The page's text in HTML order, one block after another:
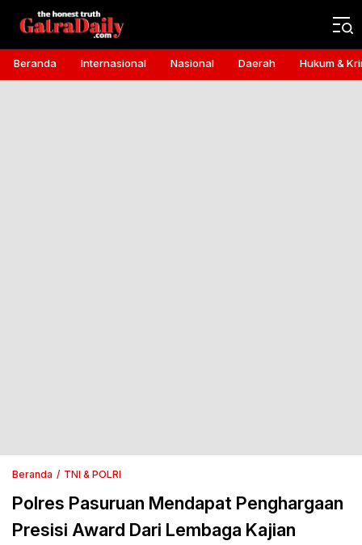
Gatra Daily
the honest truth
Beranda Internasional Nasional Daerah Hukum &
Beranda TNI & POLRI
Polres Pasuruan Mendapat Penghargaan
Presisi Award Dari Lembaga Kajian